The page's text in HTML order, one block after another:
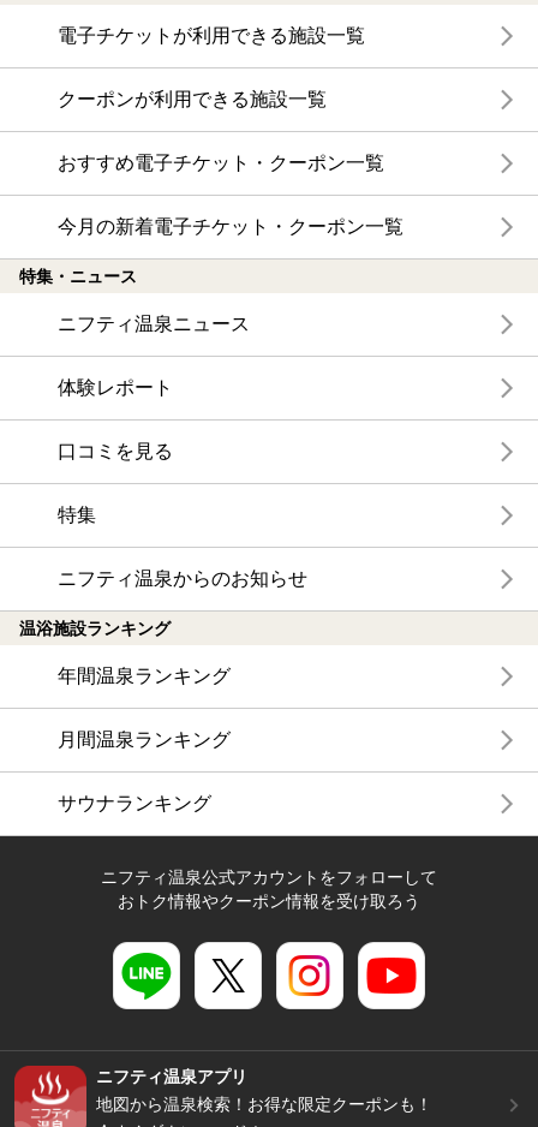
電子チケットが利用できる施設一覧
クーポンが利用できる施設一覧
おすすめ電子チケット・クーポン一覧
今月の新着電子チケット・クーポン一覧
特集・ニュース
ニフティ温泉ニュース
体験レポート
口コミを見る
特集
ニフティ温泉からのお知らせ
温浴施設ランキング
年間温泉ランキング
月間温泉ランキング
サウナランキング
ニフティ温泉公式アカウントをフォローして
おトク情報やクーポン情報を受け取ろう
ニフティ温泉アプリ
地図から温泉検索！お得な限定クーポンも！